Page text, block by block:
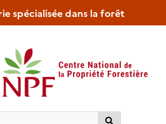
spécialisée dans la forêt
Rechercher